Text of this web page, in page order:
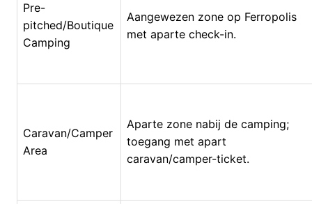
Pre-
pitched/Boutique
Camping
Aangewezen zone op Ferropolis
met aparte check-in.
Caravan/Camper
Area
Aparte zone nabij de camping;
toegang met apart
caravan/camper-ticket.